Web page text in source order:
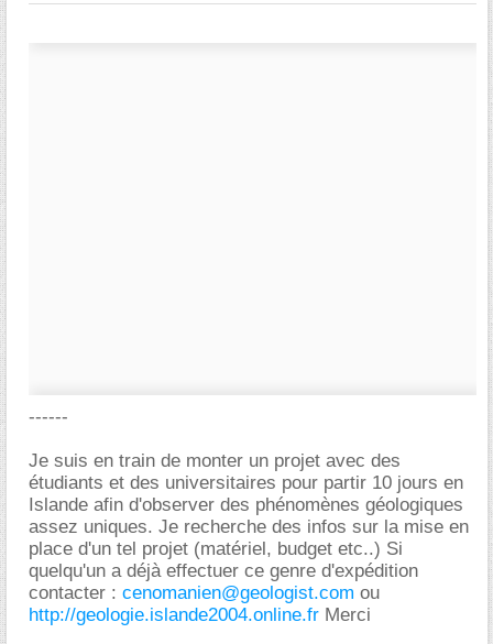
------
Je suis en train de monter un projet avec des
étudiants et des universitaires pour partir 10 jours en
Islande afin d'observer des phénomènes géologiques
assez uniques. Je recherche des infos sur la mise en
place d'un tel projet (matériel, budget etc..) Si
quelqu'un a déjà effectuer ce genre d'expédition
contacter : cenomanien@geologist.com ou
http://geologie.islande2004.online.fr Merci